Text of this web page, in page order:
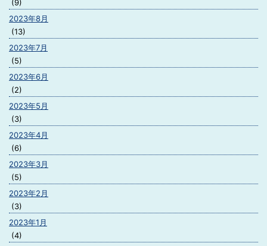
(9)
2023年8月
(13)
2023年7月
(5)
2023年6月
(2)
2023年5月
(3)
2023年4月
(6)
2023年3月
(5)
2023年2月
(3)
2023年1月
(4)